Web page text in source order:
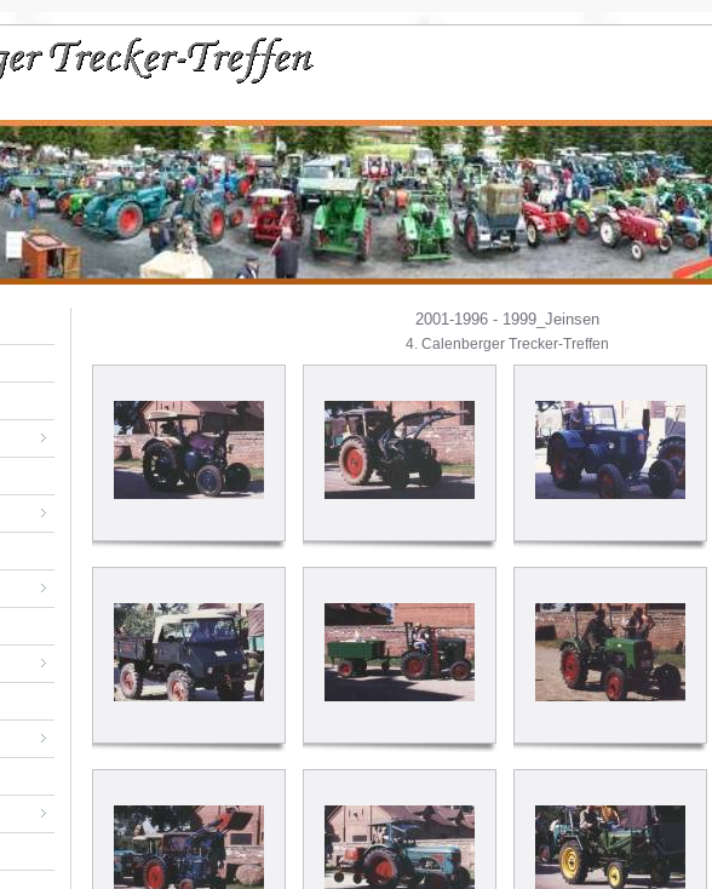
2001-1996 - 1999_Jeinsen
4. Calenberger Trecker-Treffen